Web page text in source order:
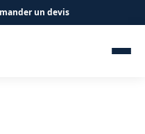
un devis